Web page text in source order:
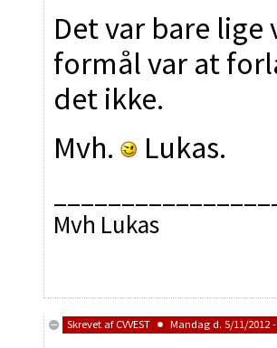
Det var bare
formål var at
det ikke.
Mvh.
Lukas.
Mvh Lukas
Skrevet af CVVEST Mandag d. 5/11/2012 -